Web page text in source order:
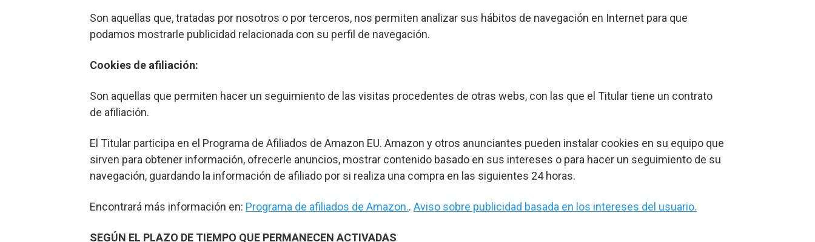
Son aquellas que, tratadas por nosotros o por terceros, nos permiten analizar sus hábitos de navegación en Internet para que
podamos mostrarle publicidad relacionada con su perfil de navegación.
Cookies de afiliación:
Son aquellas que permiten hacer un seguimiento de las visitas procedentes de otras webs, con las que el Titular tiene un contrato
de afiliación.
El Titular participa en el Programa de Afiliados de Amazon EU. Amazon y otros anunciantes pueden instalar cookies en su equipo que
sirven para obtener información, ofrecerle anuncios, mostrar contenido basado en sus intereses o para hacer un seguimiento de su
navegación, guardando la información de afiliado por si realiza una compra en las siguientes 24 horas.
Encontrará más información en: Programa de afiliados de Amazon.. Aviso sobre publicidad basada en los intereses del usuario.
SEGÚN EL PLAZO DE TIEMPO QUE PERMANECEN ACTIVADAS